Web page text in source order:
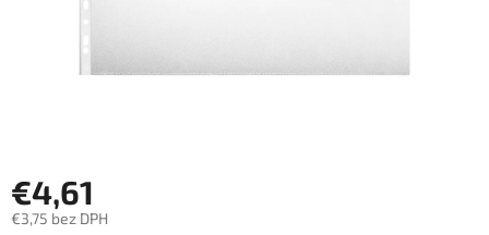
€4,61
€3,75 bez DPH